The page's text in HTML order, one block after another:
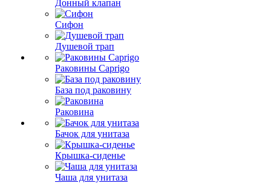
Донный клапан
Сифон
Душевой трап
Раковины Caprigo
База под раковину
Раковина
Бачок для унитаза
Крышка-сиденье
Чаша для унитаза